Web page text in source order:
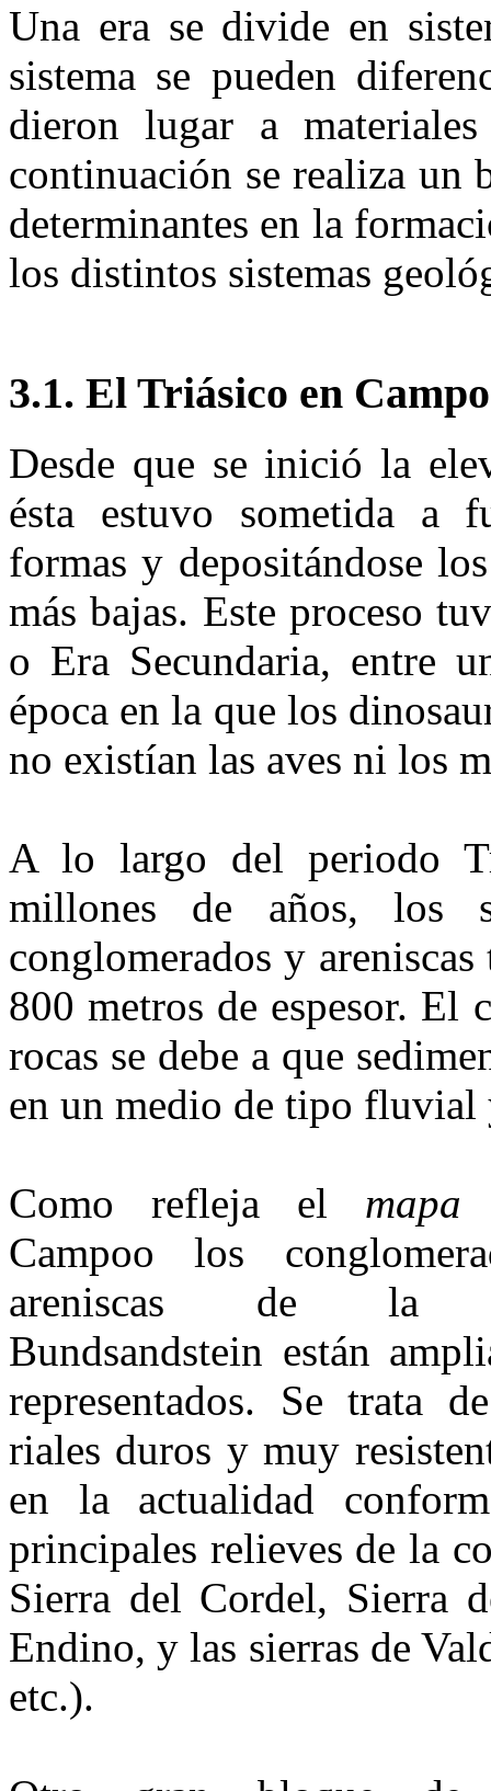
Una era se divide en
sistema se pueden
dieron lugar a
continuación se realiza un
determinantes en la
los distintos sistemas
3.1. El Triásico en
Desde que se inició la
ésta estuvo sometida a
formas y depositándose
más bajas. Este proceso
o Era Secun­daria, entre
época en la que los
no existían las aves ni los
A lo largo del periodo
millones de años, los
conglomerados y
800 metros de espesor. El
rocas se debe a que
en un medio de tipo fluvial
Como refleja el mapa
Campoo los
areniscas de la
Bundsandstein están
representados. Se trata
riales duros y muy
en la actualidad
principales relieves de la
Sierra del Cordel, Sierra
Endino, y las sie­rras de
etc.).